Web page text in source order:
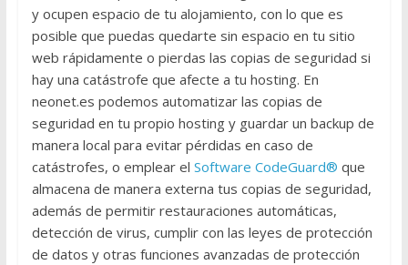
y ocupen espacio de tu alojamiento, con lo que es
posible que puedas quedarte sin espacio en tu sitio
web rápidamente o pierdas las copias de seguridad si
hay una catástrofe que afecte a tu hosting. En
neonet.es podemos automatizar las copias de
seguridad en tu propio hosting y guardar un backup de
manera local para evitar pérdidas en caso de
catástrofes, o emplear el Software CodeGuard® que
almacena de manera externa tus copias de seguridad,
además de permitir restauraciones automáticas,
detección de virus, cumplir con las leyes de protección
de datos y otras funciones avanzadas de protección